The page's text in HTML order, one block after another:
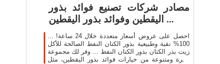
مصادر شركات تصنيع فوائد بذور
اليقطين وفوائد بذور اليقطين ...
احصل على عروض أسعار متعددة خلال 24 ساعة! ...
100% نقية وطبيعية بذور الكتان النفط الصالحة للأكل
زيت بذر الكتان بذور الكتان النفط ... وفر لك مجموعة
كبيرة ومتنوعة من خيارات فوائد بذور اليقطين، مثل